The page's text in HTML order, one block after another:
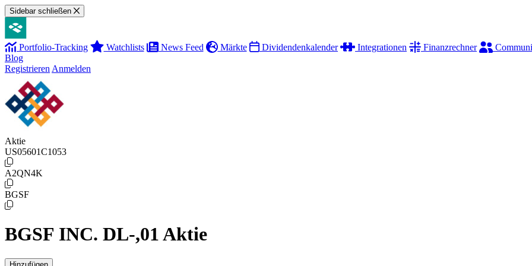
Sidebar schließen
Portfolio-Tracking Watchlists News Feed Märkte Dividendenkalender Integrationen Finanzrechner
Blog
Registrieren Anmelden
Aktie
US05601C1053
A2QN4K
BGSF
BGSF INC. DL-,01 Aktie